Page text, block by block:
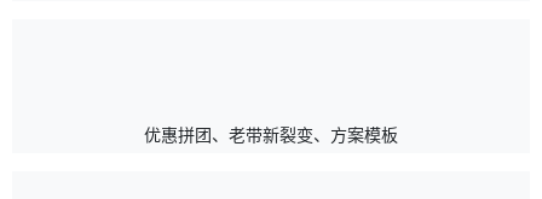
优惠拼团、老带新裂变、方案模板